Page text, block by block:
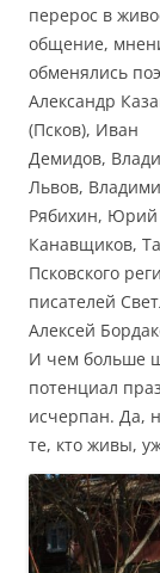
перерос в
общение,
обменялись
Александр
(Псков), Иван
Демидов,
Львов,
Рябихин, Юрий
Канавщиков,
Псковского
писателей
Алексей
И чем больше
потенциал
исчерпан. Да,
те, кто живы,